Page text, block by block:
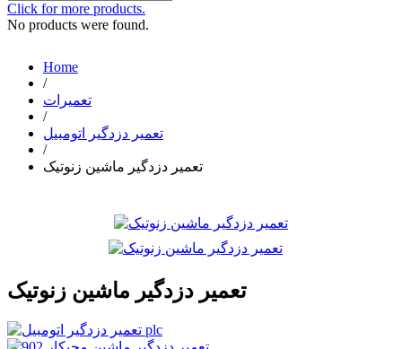
Click for more products.
No products were found.
Home
/
تعمیرات
/
تعمیر دزدگیر اتومبیل
/
تعمیر دزدگیر ماشین زنوتیک
تعمیر دزدگیر ماشین زنوتیک